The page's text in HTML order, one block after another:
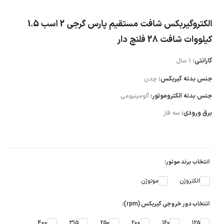
الکتروگیربکس شافت مستقیم پارس گرجی 2 اسب 1.5
کیلووات شافت 28 فلنچ دار
گارانتی: 1 سال
جنس بدنه گیربکس: چدن
جنس بدنه الکتروموتور: آلومینیومی
برق ورودی: سه فاز
انتخاب برند موتور:
الکتروژن موتوژن
انتخاب دور خروجی گیربکس (rpm):